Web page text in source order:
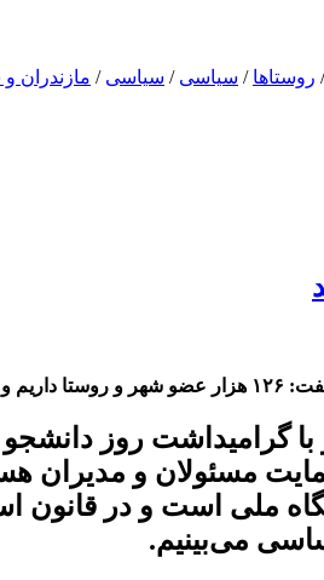
روستاها / سیاسی / سیاسی / مازندران
گرامیداشت روز
مسئولان و مدیران
ملی است و در قانون
می‌بینیم.